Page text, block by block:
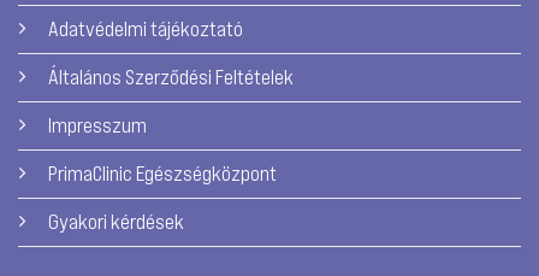
Adatvédelmi tájékoztató
Általános Szerződési Feltételek
Impresszum
PrimaClinic Egészségközpont
Gyakori kérdések